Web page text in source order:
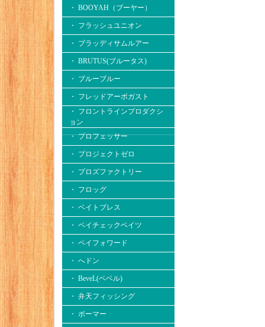
・ BOOYAH（ブーヤー）
・ フラッシュユニオン
・ ブラッディサムルアー
・ BRUTUS(ブルータス)
・ ブルーブルー
・ フレッドアーボガスト
・ フロントラインプロダクシ
ョン
・ プロフェッサー
・ プロジェクトゼロ
・ プロズファクトリー
・ フロッグ
・ ベイトブレス
・ ペイチェックベイツ
・ ペイフォワード
・ へドン
・ BeveL(ベベル)
・ 弁天フィッシング
・ ボーマー